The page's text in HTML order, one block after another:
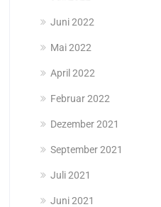
Juni 2022
Mai 2022
April 2022
Februar 2022
Dezember 2021
September 2021
Juli 2021
Juni 2021